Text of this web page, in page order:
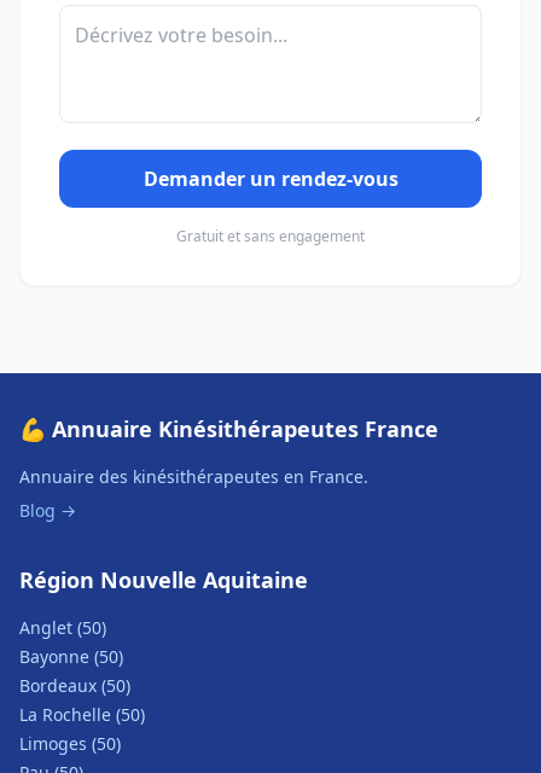
Demander un rendez-vous
Gratuit et sans engagement
💪 Annuaire Kinésithérapeutes France
Annuaire des kinésithérapeutes en France.
Blog →
Région Nouvelle Aquitaine
Anglet (50)
Bayonne (50)
Bordeaux (50)
La Rochelle (50)
Limoges (50)